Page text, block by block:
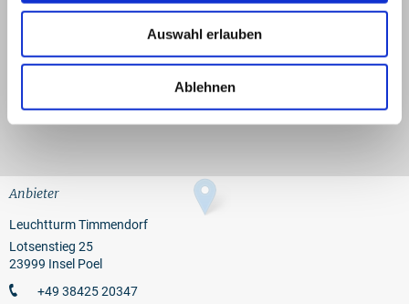
Auswahl erlauben
Ablehnen
−
Anbieter
Leuchtturm Timmendorf
Lotsenstieg 25
23999 Insel Poel
+49 38425 20347